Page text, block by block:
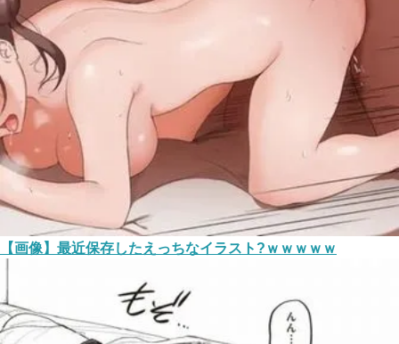
【画像】最近保存したえっちなイラスト?ｗｗｗｗｗ